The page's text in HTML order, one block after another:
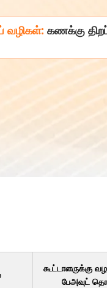
வழிகள்: கணக்கு
கூட்டாளருக்கு
பேஅவுட்